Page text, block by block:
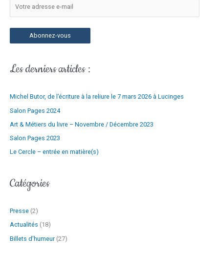
:m
i
l
Abonnez-vous
Les derniers articles :
Michel Butor, de l’écriture à la reliure le 7 mars 2026 à Lucinges
Salon Pages 2024
Art & Métiers du livre – Novembre / Décembre 2023
Salon Pages 2023
Le Cercle – entrée en matière(s)
Catégories
Presse (2)
Actualités (18)
Billets d'humeur(27)